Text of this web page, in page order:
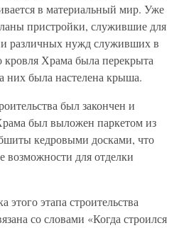
в материальный мир. Уже
пристройки, служившие для
различных нужд служивших в
кровля Храма была перекрыта
них была настелена крыша.
был закончен и
был выложен паркетом из
кедровыми досками, что
возможности для отделки
этого этапа строительства
со словами «Когда строился